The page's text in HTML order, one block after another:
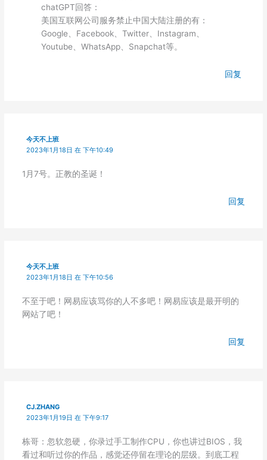
chatGPT回答：
美国互联网公司服务禁止中国大陆注册的有：
Google、Facebook、Twitter、Instagram、
Youtube、WhatsApp、Snapchat等。
回复
今天不上班
2023年1月18日 在 下午10:49
1月7号。正教的圣诞！
回复
今天不上班
2023年1月18日 在 下午10:56
不至于吧！网易应该骂你的人不多吧！网易应该是最开明的
网站了吧！
回复
CJ.ZHANG
2023年1月19日 在 下午9:17
栋哥：忽软忽硬，你录过手工制作CPU，你也讲过BIOS，我
看过和听过你的作品，感觉还停留在理论的层级。到底工程